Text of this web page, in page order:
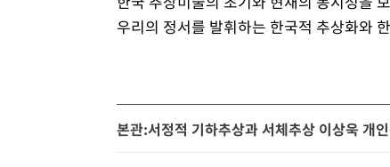
우리의 정서를 발휘하는 한국적 추상화와
본관:서정적 기하추상과 서체추상 이상욱 개